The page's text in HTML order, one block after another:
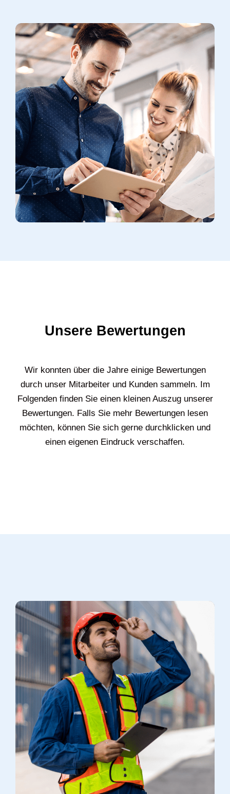
Unsere Bewertungen
Wir konnten über die Jahre einige Bewertungen
durch unser Mitarbeiter und Kunden sammeln. Im
Folgenden finden Sie einen kleinen Auszug unserer
Bewertungen. Falls Sie mehr Bewertungen lesen
möchten, können Sie sich gerne durchklicken und
einen eigenen Eindruck verschaffen.